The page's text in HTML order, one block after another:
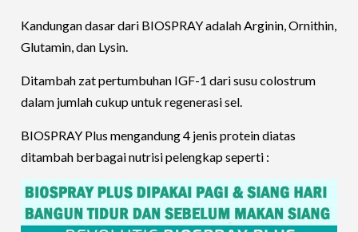
Kandungan dasar dari BIOSPRAY adalah Arginin, Ornithin,
Glutamin, dan Lysin.
Ditambah zat pertumbuhan IGF-1 dari susu colostrum
dalam jumlah cukup untuk regenerasi sel.
BIOSPRAY Plus mengandung 4 jenis protein diatas
ditambah berbagai nutrisi pelengkap seperti :